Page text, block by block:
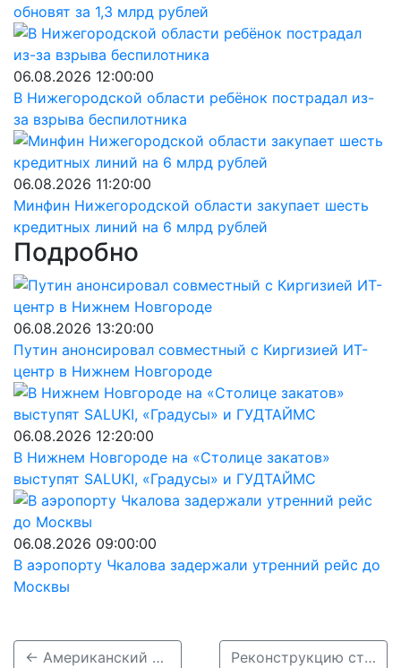
обновят за 1,3 млрд рублей
06.08.2026 12:00:00
В Нижегородской области ребёнок пострадал из-
за взрыва беспилотника
06.08.2026 11:20:00
Минфин Нижегородской области закупает шесть
кредитных линий на 6 млрд рублей
Подробно
06.08.2026 13:20:00
Путин анонсировал совместный с Киргизией ИТ-
центр в Нижнем Новгороде
06.08.2026 12:20:00
В Нижнем Новгороде на «Столице закатов»
выступят SALUKI, «Градусы» и ГУДТАЙМС
06.08.2026 09:00:00
В аэропорту Чкалова задержали утренний рейс до
Москвы
← Американский защитник Шейн Гэтлинг покидает баскетбольный клуб «Пари НН» Реконструкцию стадиона «Динамо» в Нижнем Новгороде завершат в I полугодии 2026 года →